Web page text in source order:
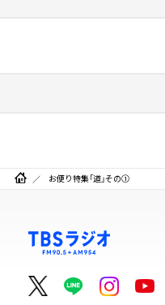
お便り特集「道」その①